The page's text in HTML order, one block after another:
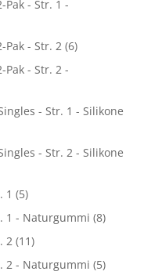
Pak - Str. 1 -
Pak - Str. 2 (6)
Pak - Str. 2 -
- Str. 1 - Silikone
- Str. 2 - Silikone
1 (5)
1 - Naturgummi (8)
2 (11)
2 - Naturgummi (5)